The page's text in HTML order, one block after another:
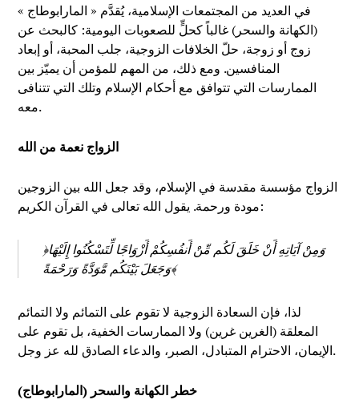
في العديد من المجتمعات الإسلامية، يُقدَّم « المارابوطاج »
(الكهانة والسحر) غالباً كحلٍّ للصعوبات اليومية: كالبحث عن
زوج أو زوجة، حلّ الخلافات الزوجية، جلب المحبة، أو إبعاد
المنافسين. ومع ذلك، من المهم للمؤمن أن يميّز بين
الممارسات التي تتوافق مع أحكام الإسلام وتلك التي تتنافى
معه.
الزواج نعمة من الله
الزواج مؤسسة مقدسة في الإسلام، وقد جعل الله بين الزوجين
مودة ورحمة. يقول الله تعالى في القرآن الكريم:
﴿وَمِنْ آيَاتِهِ أَنْ خَلَقَ لَكُم مِّنْ أَنفُسِكُمْ أَزْوَاجًا لِّتَسْكُنُوا إِلَيْهَا
وَجَعَلَ بَيْنَكُم مَّوَدَّةً وَرَحْمَةً﴾
لذا، فإن السعادة الزوجية لا تقوم على التمائم ولا التمائم
المعلقة (الغرين غرين) ولا الممارسات الخفية، بل تقوم على
الإيمان، الاحترام المتبادل، الصبر، والدعاء الصادق لله عز وجل.
خطر الكهانة والسحر (المارابوطاج)